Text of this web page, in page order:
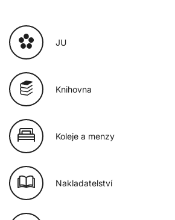
JU
Knihovna
Koleje a menzy
Nakladatelství